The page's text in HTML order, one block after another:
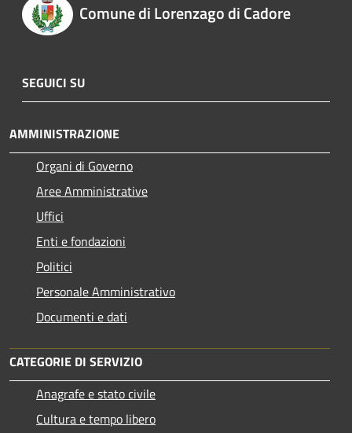
Comune di Lorenzago di Cadore
SEGUICI SU
AMMINISTRAZIONE
Organi di Governo
Aree Amministrative
Uffici
Enti e fondazioni
Politici
Personale Amministrativo
Documenti e dati
CATEGORIE DI SERVIZIO
Anagrafe e stato civile
Cultura e tempo libero